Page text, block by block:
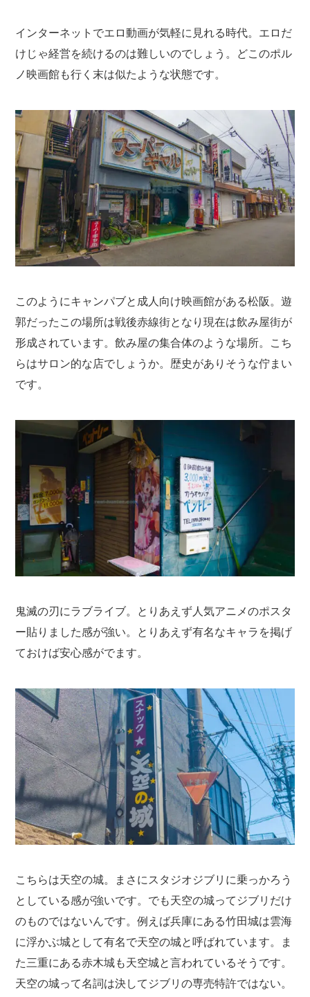
インターネットでエロ動画が気軽に見れる時代。エロだ
けじゃ経営を続けるのは難しいのでしょう。どこのポル
ノ映画館も行く末は似たような状態です。
このようにキャンパブと成人向け映画館がある松阪。遊
郭だったこの場所は戦後赤線街となり現在は飲み屋街が
形成されています。飲み屋の集合体のような場所。こち
らはサロン的な店でしょうか。歴史がありそうな佇まい
です。
鬼滅の刃にラブライブ。とりあえず人気アニメのポスタ
ー貼りました感が強い。とりあえず有名なキャラを掲げ
ておけば安心感がでます。
こちらは天空の城。まさにスタジオジブリに乗っかろう
としている感が強いです。でも天空の城ってジブリだけ
のものではないんです。例えば兵庫にある竹田城は雲海
に浮かぶ城として有名で天空の城と呼ばれています。ま
た三重にある赤木城も天空城と言われているそうです。
天空の城って名詞は決してジブリの専売特許ではない。